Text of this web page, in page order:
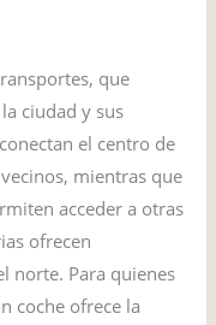
que
ciudad y sus
el centro de
mientras que
acceder a otras
ofrecen
norte. Para quienes
coche ofrece la